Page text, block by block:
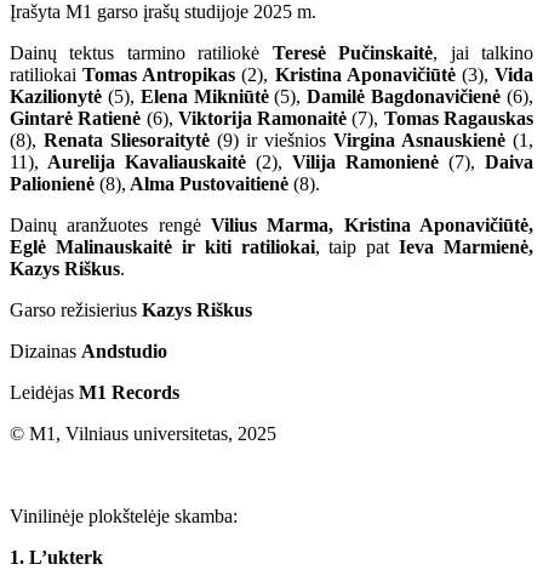
Įrašyta M1 garso įrašų studijoje 2025 m.
Dainų tektus tarmino ratiliokė Teresė Pučinskaitė, jai talkino
ratiliokaiTomas Antropikas(2), Kristina Aponavičiūtė (3), Vida
Kazilionytė (5), Elena Mikniūtė(5), Damilė Bagdonavičienė(6),
Gintarė Ratienė (6), Viktorija Ramonaitė(7), Tomas Ragauskas
(8), Renata Sliesoraitytė (9) ir viešnios Virgina Asnauskienė (1,
11), Aurelija Kavaliauskaitė (2), Vilija Ramonienė (7), Daiva
Palionienė (8), Alma Pustovaitienė (8).
Dainų aranžuotes rengė Vilius Marma, Kristina Aponavičiūtė,
Eglė Malinauskaitė ir kiti ratiliokai, taip patIeva Marmienė,
Kazys Riškus.
Garso režisierius Kazys Riškus
Dizainas Andstudio
Leidėjas M1 Records
© M1, Vilniaus universitetas, 2025
Vinilinėje plokštelėje skamba:
1. L’ukterk